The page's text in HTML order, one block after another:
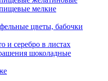
мелкие
цветы, бабочки
и серебро в листах
шоколадные